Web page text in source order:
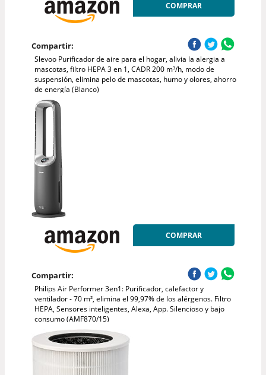
COMPRAR
Compartir:
Slevoo Purificador de aire para el hogar, alivia la alergia a
mascotas, filtro HEPA 3 en 1, CADR 200 m³/h, modo de
suspensión, elimina pelo de mascotas, humo y olores, ahorro
de energía (Blanco)
COMPRAR
Compartir:
Philips Air Performer 3en1: Purificador, calefactor y
ventilador - 70 m², elimina el 99,97% de los alérgenos. Filtro
HEPA, Sensores inteligentes, Alexa, App. Silencioso y bajo
consumo (AMF870/15)